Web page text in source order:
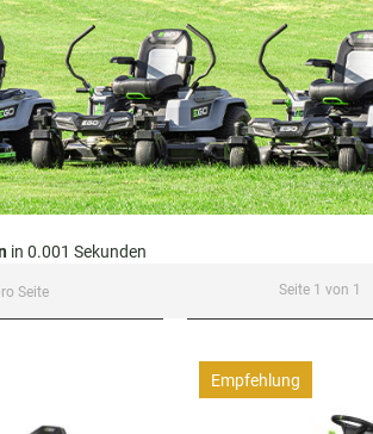
in 0.001 Sekunden
Seite Seite 1 von 1
Empfehlung